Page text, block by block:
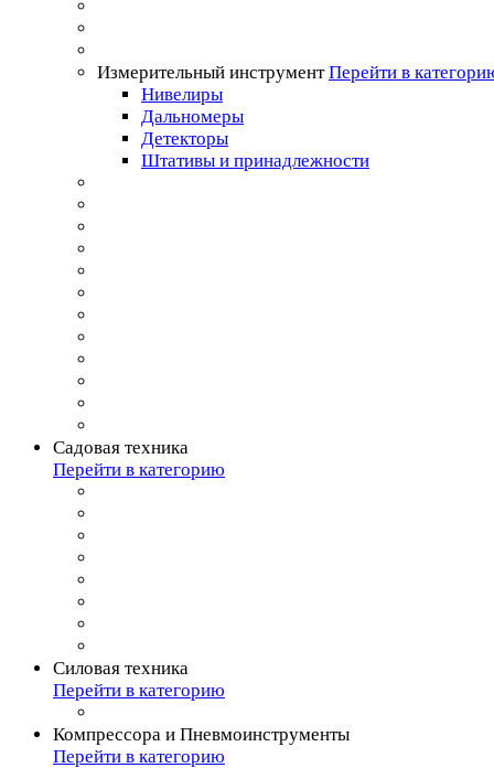
Измерительный инструмент Перейти в
Нивелиры
Дальномеры
Детекторы
Штативы и принадлежности
Садовая техника
Перейти в категорию
Силовая техника
Перейти в категорию
Компрессора и Пневмоинструменты
Перейти в категорию